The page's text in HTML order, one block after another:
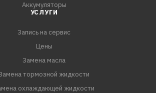
Аккумуляторы
УСЛУГИ
Запись на сервис
Цены
Замена масла
тормозной жидкости
охлаждающей жидкости